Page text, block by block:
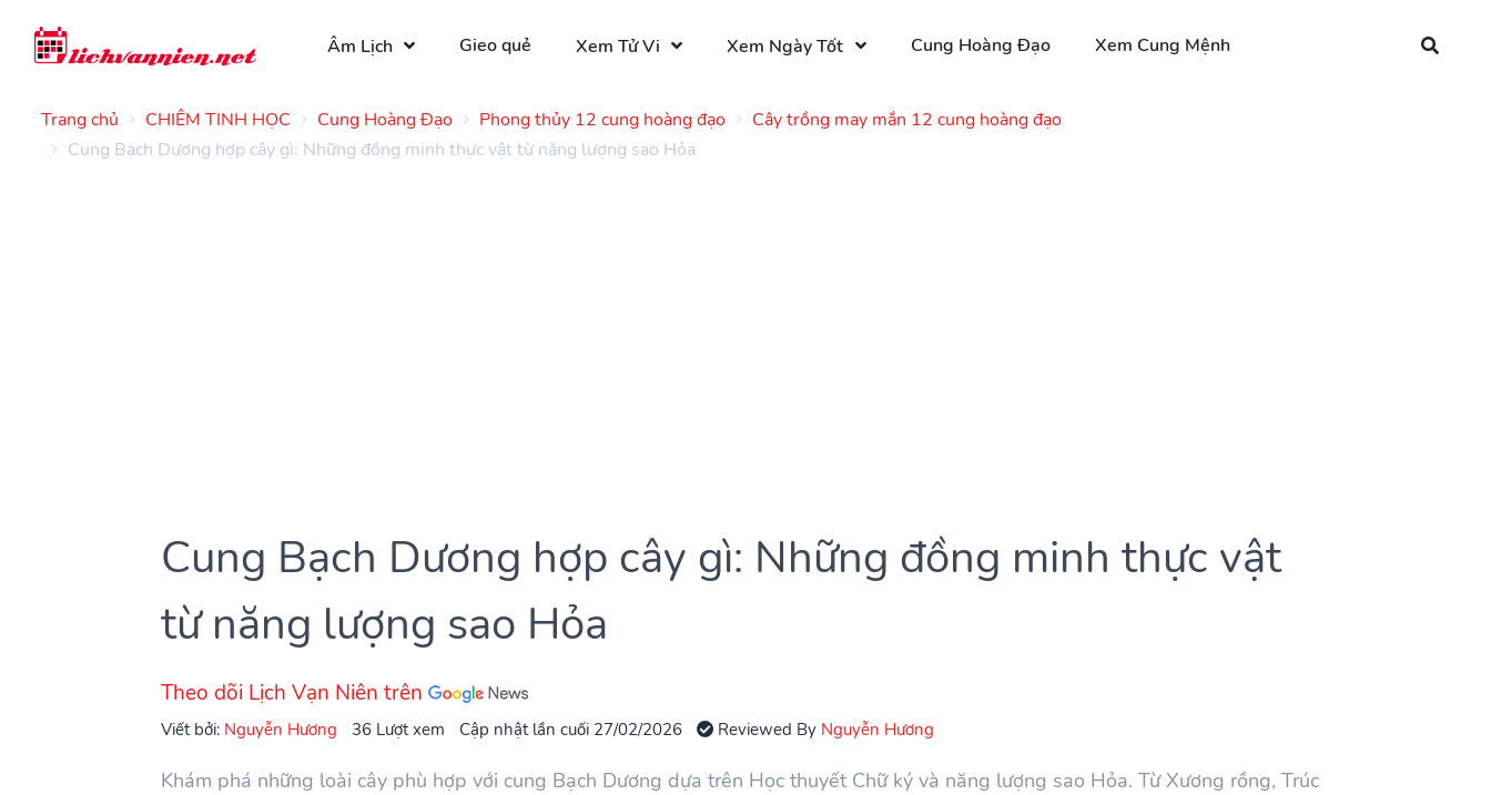
Âm Lịch Gieo quẻ Xem Tử Vi Xem Ngày Tốt Cung Hoàng Đạo Xem Cung Mệnh
Trang chủ CHIÊM TINH HỌC Cung Hoàng Đạo Phong thủy 12 cung hoàng đạo
Cây trồng may mắn 12 cung hoàng đạo
Cung Bạch Dương hợp cây gì: Những đồng minh thực vật từ năng lượng sao Hỏa
Cung Bạch Dương hợp cây gì: Những đồng minh thực vật
từ năng lượng sao Hỏa
Theo dõi Lịch Vạn Niên trên
Viết bởi: Nguyễn Hương 36 Lượt xem Cập nhật lần cuối 27/02/2026 Reviewed By Nguyễn Hương
Khám phá những loài cây phù hợp với cung Bạch Dương dựa trên Học thuyết Chữ ký và năng lượng sao Hỏa. Từ Xương rồng, Trúc